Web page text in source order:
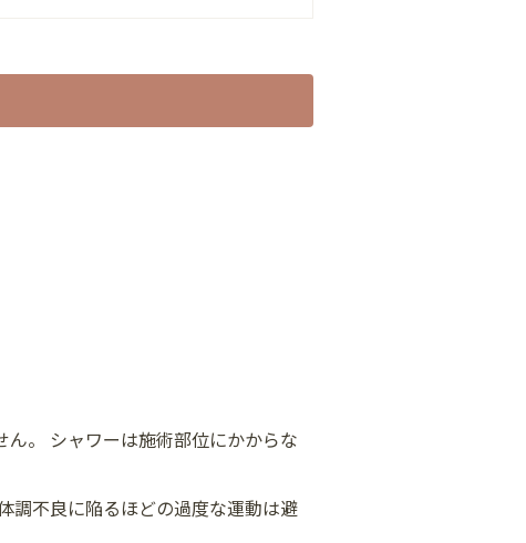
。 シャワーは施術部位にかからな
調不良に陥るほどの過度な運動は避